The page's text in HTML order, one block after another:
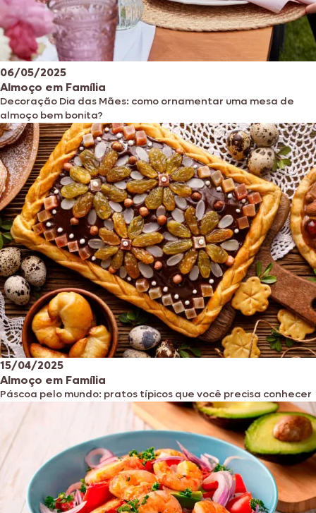
06/05/2025
Almoço em Família
Decoração Dia das Mães: como ornamentar uma mesa de
almoço bem bonita?
15/04/2025
Almoço em Família
Páscoa pelo mundo: pratos típicos que você precisa conhecer